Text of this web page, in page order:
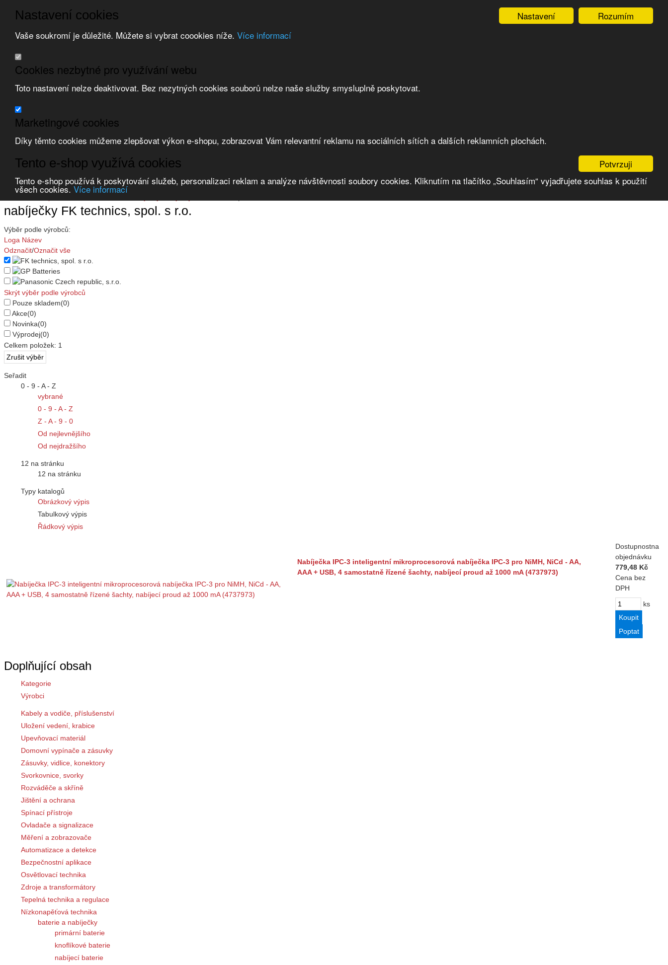
Rozumím
Nastavení
Nastavení cookies
Vaše soukromí je důležité. Můžete si vybrat coookies níže. Více informací
Cookies nezbytné pro využívání webu
Toto nastavení nelze deaktivovat. Bez nezytných cookies souborů nelze naše služby smysluplně poskytovat.
Marketingové cookies
Díky těmto cookies můžeme zlepšovat výkon e-shopu, zobrazovat Vám relevantní reklamu na sociálních sítích a dalších reklamních plochách.
Potvrzuji
Tento e-shop využívá cookies
Tento e-shop používá k poskytování služeb, personalizaci reklam a analýze návštěvnosti soubory cookies. Kliknutím na tlačítko „Souhlasím“ vyjadřujete souhlas k použití
všech cookies. Více informací
Přeskočit na hlavní obsah Přeskočit na doplňující obsah
Obchodní podmínky
Registrace
Zvolte měnu:
Přihlásit uživatele
Porovnat produkty 0
nabíječky FK technics, spol. s r.o.
Výběr podle výrobců:
Loga Název
Odznačit/Označit vše
Skrýt výběr podle výrobců
Pouze skladem(0)
Akce(0)
Novinka(0)
Výprodej(0)
Celkem položek: 1
Seřadit
0 - 9 - A - Z
vybrané
0 - 9 - A - Z
Z - A - 9 - 0
Od nejlevnějšího
Od nejdražšího
12 na stránku
12 na stránku
Typy katalogů
Obrázkový výpis
Tabulkový výpis
Řádkový výpis
Nabíječka IPC-3 inteligentní mikroprocesorová nabíječka IPC-3 pro NiMH, NiCd - AA,
AAA + USB, 4 samostatně řízené šachty, nabíjecí proud až 1000 mA (4737973)
Dostupnostna
objednávku
779,48 Kč
Cena bez
DPH
ks
Doplňující obsah
Kategorie
Výrobci
Kabely a vodiče, příslušenství
Uložení vedení, krabice
Upevňovací materiál
Domovní vypínače a zásuvky
Zásuvky, vidlice, konektory
Svorkovnice, svorky
Rozváděče a skříně
Jištění a ochrana
Spínací přístroje
Ovladače a signalizace
Měření a zobrazovače
Automatizace a detekce
Bezpečnostní aplikace
Osvětlovací technika
Zdroje a transformátory
Tepelná technika a regulace
Nízkonapěťová technika
baterie a nabíječky
primární baterie
knoflíkové baterie
nabíjecí baterie